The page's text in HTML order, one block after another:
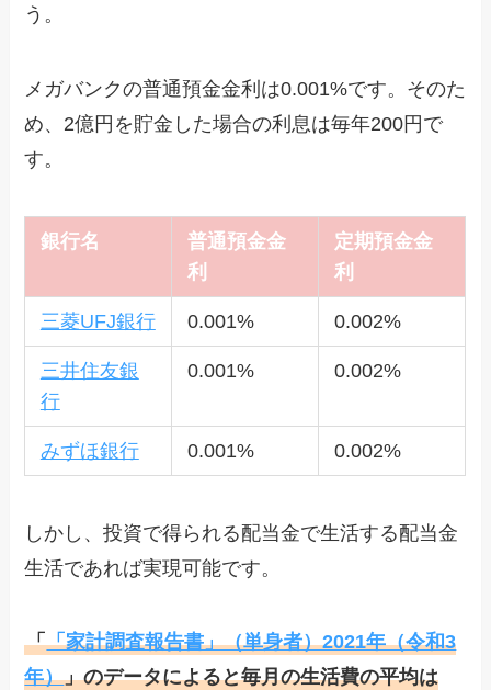
う。
メガバンクの普通預金金利は0.001%です。そのた
め、2億円を貯金した場合の利息は毎年200円で
す。
銀行名
普通預金金
利
定期預金金
利
三菱UFJ銀行 0.001% 0.002%
三井住友銀
行
0.001% 0.002%
みずほ銀行 0.001% 0.002%
しかし、投資で得られる配当金で生活する配当金
生活であれば実現可能です。
「「家計調査報告書」（単身者）2021年（令和3
年）」のデータによると毎月の生活費の平均は